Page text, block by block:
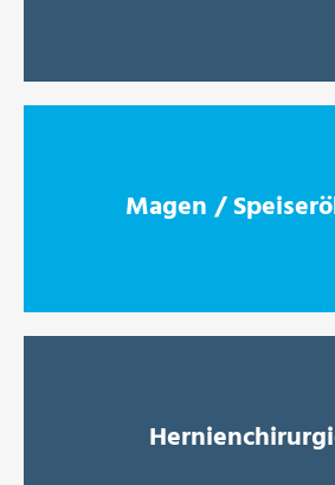
Magen /